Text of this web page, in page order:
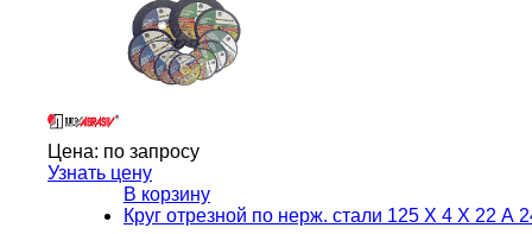
Цена: по запросу
Узнать цену
В корзину
Круг отрезной по нерж. стали 125 Х 4 Х 22 А